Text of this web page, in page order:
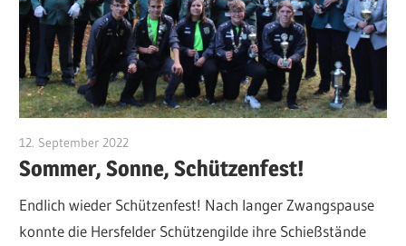
12. September 2022
Sommer, Sonne, Schützenfest!
Endlich wieder Schützenfest! Nach langer Zwangspause
konnte die Hersfelder Schützengilde ihre Schießstände